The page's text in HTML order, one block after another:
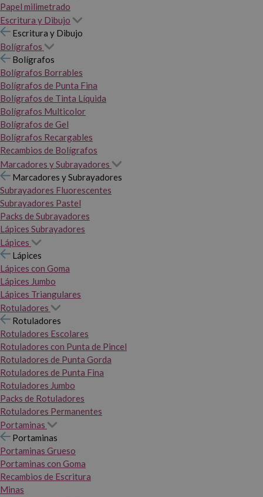
Papel milimetrado
Escritura y Dibujo
Escritura y Dibujo
Bolígrafos
Bolígrafos
Bolígrafos Borrables
Bolígrafos de Punta Fina
Bolígrafos de Tinta Líquida
Bolígrafos Multicolor
Bolígrafos de Gel
Bolígrafos Recargables
Recambios de Bolígrafos
Marcadores y Subrayadores
Marcadores y Subrayadores
Subrayadores Fluorescentes
Subrayadores Pastel
Packs de Subrayadores
Lápices Subrayadores
Lápices
Lápices
Lápices con Goma
Lápices Jumbo
Lápices Triangulares
Rotuladores
Rotuladores
Rotuladores Escolares
Rotuladores con Punta de Pincel
Rotuladores de Punta Gorda
Rotuladores de Punta Fina
Rotuladores Jumbo
Packs de Rotuladores
Rotuladores Permanentes
Portaminas
Portaminas
Portaminas Grueso
Portaminas con Goma
Recambios de Escritura
Minas